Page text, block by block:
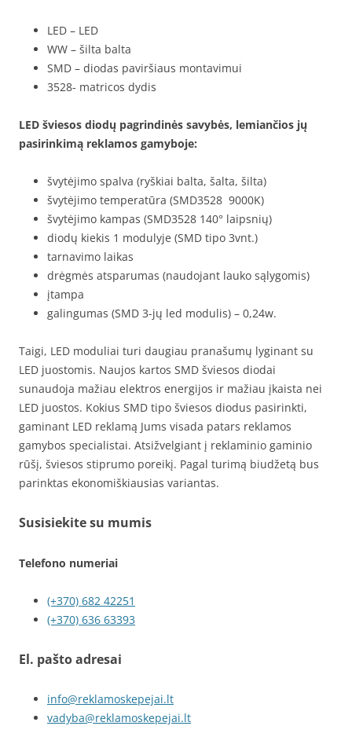
LED – LED
WW – šilta balta
SMD – diodas paviršiaus montavimui
3528- matricos dydis
LED šviesos diodų pagrindinės savybės, lemiančios jų
pasirinkimą reklamos gamyboje:
švytėjimo spalva (ryškiai balta, šalta, šilta)
švytėjimo temperatūra (SMD3528 9000K)
švytėjimo kampas (SMD3528 140° laipsnių)
diodų kiekis 1 modulyje (SMD tipo 3vnt.)
tarnavimo laikas
drėgmės atsparumas (naudojant lauko sąlygomis)
įtampa
galingumas (SMD 3-jų led modulis) – 0,24w.
Taigi, LED moduliai turi daugiau pranašumų lyginant su
LED juostomis. Naujos kartos SMD šviesos diodai
sunaudoja mažiau elektros energijos ir mažiau įkaista nei
LED juostos. Kokius SMD tipo šviesos diodus pasirinkti,
gaminant LED reklamą Jums visada patars reklamos
gamybos specialistai. Atsižvelgiant į reklaminio gaminio
rūšį, šviesos stiprumo poreikį. Pagal turimą biudžetą bus
parinktas ekonomiškiausias variantas.
Susisiekite su mumis
Telefono numeriai
(+370) 682 42251
(+370) 636 63393
El. pašto adresai
info@reklamoskepejai.lt
vadyba@reklamoskepejai.lt